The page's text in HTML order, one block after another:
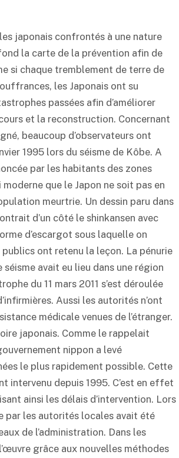
japonais confrontés à une nature
la carte de la prévention afin de
si chaque tremblement de terre de
les Japonais ont su
passées afin d’améliorer
et la reconstruction. Concernant
beaucoup d’observateurs ont
1995 lors du séisme de Kôbe. A
par les habitants des zones
que le Japon ne soit pas en
meurtrie. Un dessin paru dans
d’un côté le shinkansen avec
d’escargot sous laquelle on
publics ont retenu la leçon. La pénurie
avait eu lieu dans une région
du 11 mars 2011 s’est déroulée
Aussi les autorités n’ont
médicale venues de l’étranger.
japonais. Comme le rappelait
nippon a levé
le plus rapidement possible. Cette
intervenu depuis 1995. C’est en effet
ainsi les délais d’intervention. Lors
par les autorités locales avait été
de l’administration. Dans les
grâce aux nouvelles méthodes